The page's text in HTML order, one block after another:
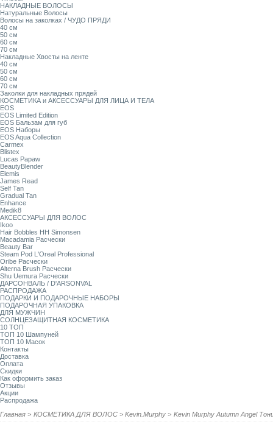
НАКЛАДНЫЕ ВОЛОСЫ
Натуральные Волосы
Волосы на заколках / ЧУДО ПРЯДИ
40 см
50 см
60 см
70 см
Накладные Хвосты на ленте
40 см
50 см
60 см
70 см
Заколки для накладных прядей
КОСМЕТИКА и АКСЕССУАРЫ ДЛЯ ЛИЦА И ТЕЛА
EOS
EOS Limited Edition
EOS Бальзам для губ
EOS Наборы
EOS Aqua Collection
Carmex
Blistex
Lucas Papaw
BeautyBlender
Elemis
James Read
Self Tan
Gradual Tan
Enhance
Medik8
АКСЕССУАРЫ ДЛЯ ВОЛОС
Ikoo
Hair Bobbles HH Simonsen
Macadamia Расчески
Beauty Bar
Steam Pod L'Oreal Professional
Oribe Расчески
Alterna Brush Расчески
Shu Uemura Расчески
ДАРСОНВАЛЬ / D'ARSONVAL
РАСПРОДАЖА
ПОДАРКИ И ПОДАРОЧНЫЕ НАБОРЫ
ПОДАРОЧНАЯ УПАКОВКА
ДЛЯ МУЖЧИН
СОЛНЦЕЗАЩИТНАЯ КОСМЕТИКА
10 ТОП
ТОП 10 Шампуней
ТОП 10 Масок
Контакты
Доставка
Оплата
Скидки
Как оформить заказ
Отзывы
Акции
Распродажа
Главная > КОСМЕТИКА ДЛЯ ВОЛОС > Kevin.Murphy > Kevin Murphy Autumn Angel